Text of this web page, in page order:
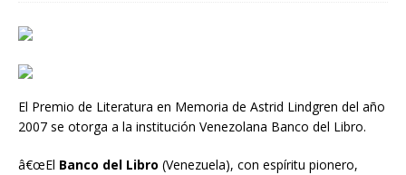
El Premio de Literatura en Memoria de Astrid Lindgren del año
2007 se otorga a la institución Venezolana Banco del Libro.
â€œEl Banco del Libro (Venezuela), con espíritu pionero,